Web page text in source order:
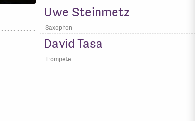
Uwe Steinmetz
Saxophon
David Tasa
Trompete